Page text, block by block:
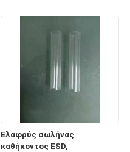
Ελαφρύς σωλήνας
καθήκοντος ESD,